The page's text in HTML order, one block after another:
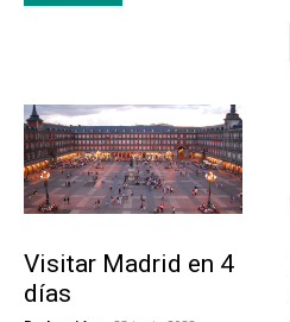
Visitar Madrid en 4
días